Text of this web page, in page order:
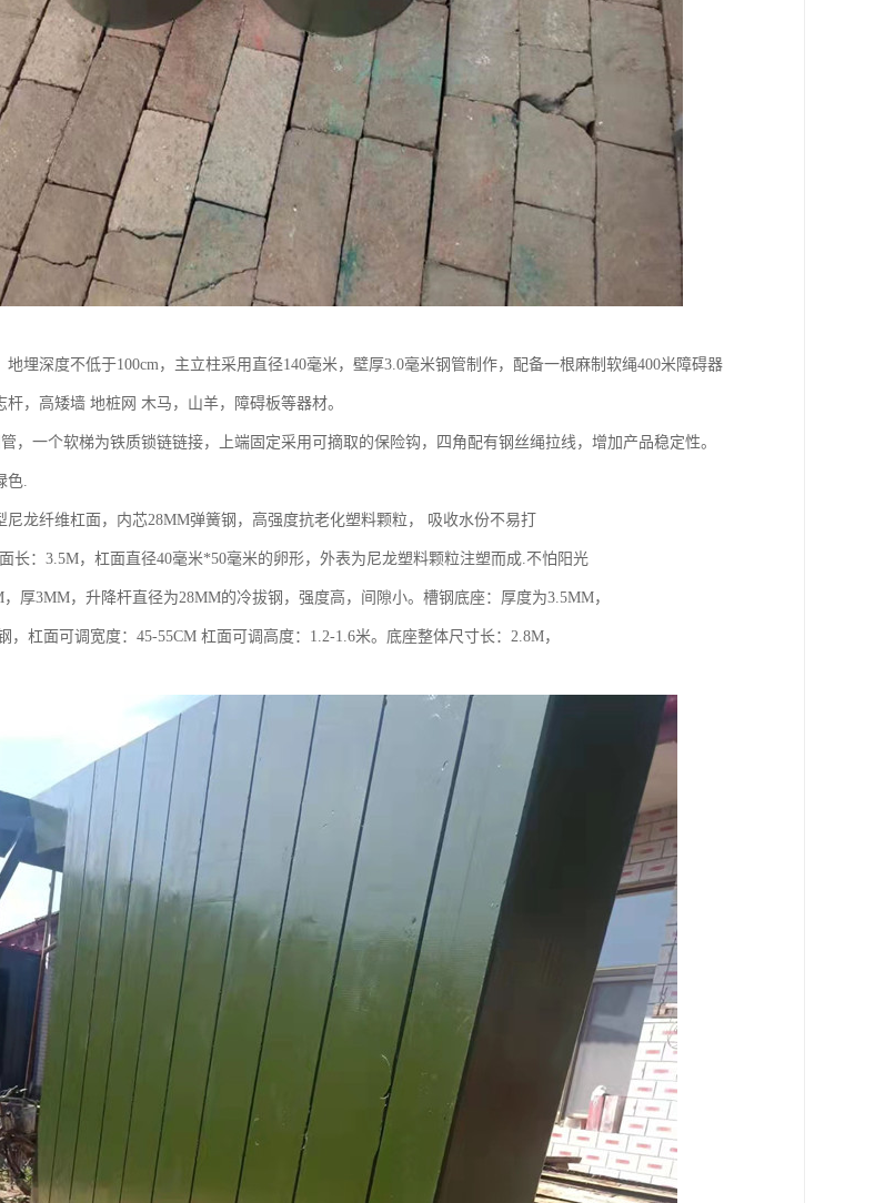
埋深度不低于100cm，主立柱采用直径140毫米，壁厚3.0毫米钢管制作，配备一根麻制软绳400米障碍器
，高矮墙 地桩网 木马，山羊，障碍板等器材。
，一个软梯为铁质锁链链接，上端固定采用可摘取的保险钩，四角配有钢丝绳拉线，增加产品稳定性。
色.
龙纤维杠面，内芯28MM弹簧钢，高强度抗老化塑料颗粒， 吸收水份不易打
长：3.5M，杠面直径40毫米*50毫米的卵形，外表为尼龙塑料颗粒注塑而成.不怕阳光
厚3MM，升降杆直径为28MM的冷拔钢，强度高，间隙小。槽钢底座：厚度为3.5MM，
，杠面可调宽度：45-55CM 杠面可调高度：1.2-1.6米。底座整体尺寸长：2.8M，